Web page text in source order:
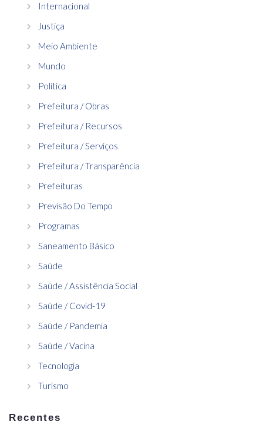
Internacional
Justiça
Meio Ambiente
Mundo
Política
Prefeitura / Obras
Prefeitura / Recursos
Prefeitura / Serviços
Prefeitura / Transparência
Prefeituras
Previsão Do Tempo
Programas
Saneamento Básico
Saúde
Saúde / Assistência Social
Saúde / Covid-19
Saúde / Pandemia
Saúde / Vacina
Tecnologia
Turismo
Recentes